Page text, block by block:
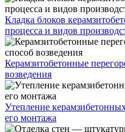
Кладка блоков
процесса и видов
Керамзитобетонные
возведения
Утепление
его монтажа